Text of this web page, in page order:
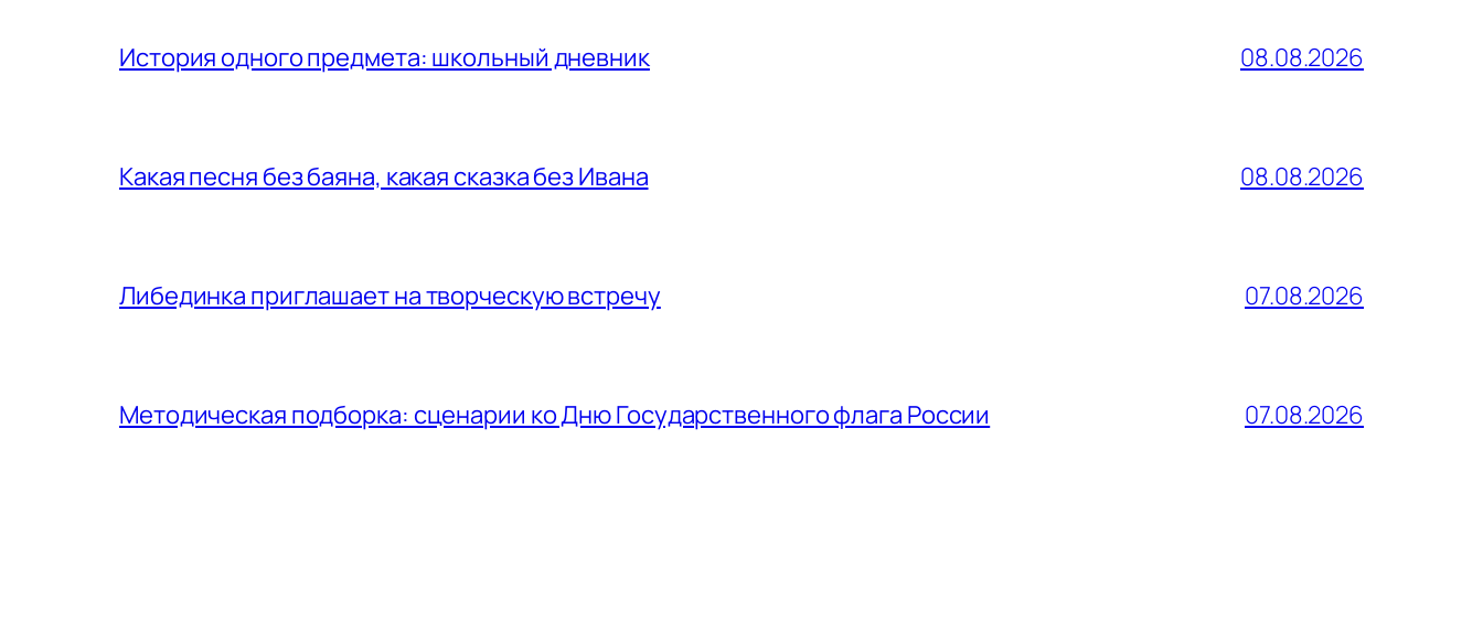
История одного предмета: школьный дневник 08.08.2026
Какая песня без баяна, какая сказка без Ивана 08.08.2026
Либединка приглашает на творческую встречу 07.08.2026
Методическая подборка: сценарии ко Дню Государственного флага России 07.08.2026